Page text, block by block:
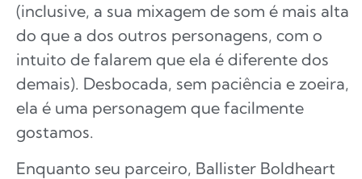
(inclusive, a sua mixagem de som é mais alta
do que a dos outros personagens, com o
intuito de falarem que ela é diferente dos
demais). Desbocada, sem paciência e zoeira,
ela é uma personagem que facilmente
gostamos.
Enquanto seu parceiro, Ballister Boldheart